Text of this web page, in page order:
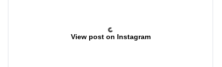
View post on Instagram